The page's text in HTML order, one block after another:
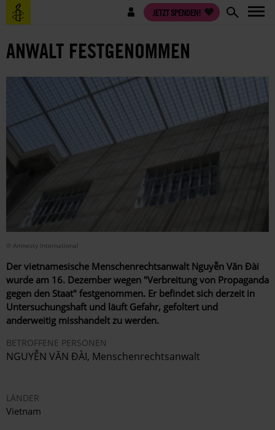
Direkt
zum
Benutzermenü JETZT SPENDEN!
ANWALT FESTGENOMMEN
© Amnesty International
Der vietnamesische Menschenrechtsanwalt Nguyễn Văn Đài
wurde am 16. Dezember wegen "Verbreitung von Propaganda
gegen den Staat" festgenommen. Er befindet sich derzeit in
Untersuchungshaft und läuft Gefahr, gefoltert und
anderweitig misshandelt zu werden.
BETROFFENE PERSONEN
NGUYỄN VĂN ĐÀI, Menschenrechtsanwalt
LÄNDER
Vietnam